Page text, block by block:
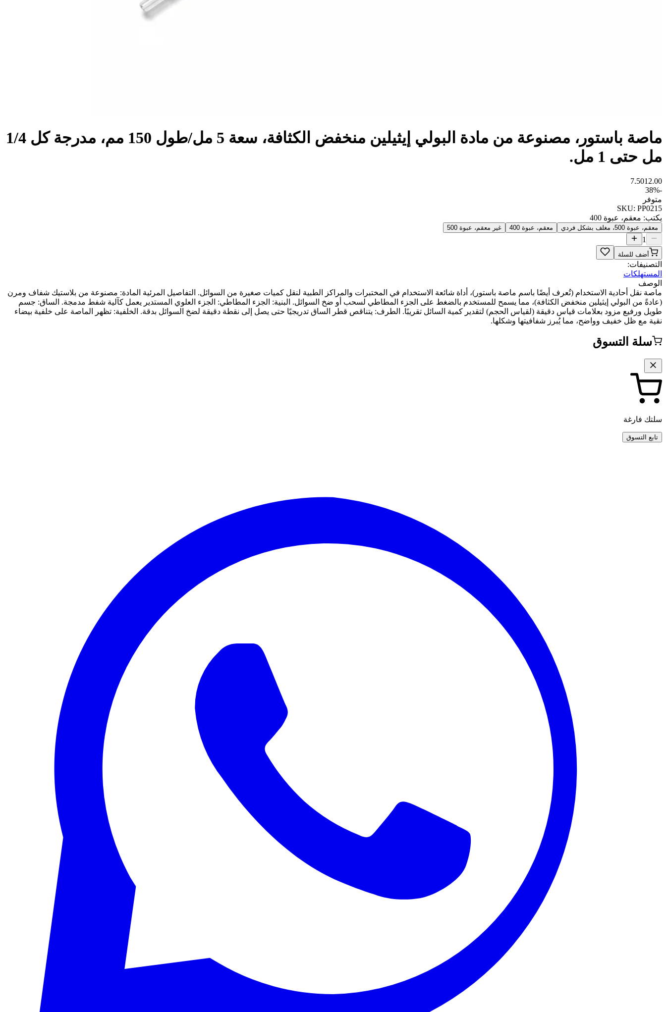
ماصة باستور، مصنوعة من مادة البولي إيثيلين منخفض الكثافة، سعة 5 مل/طول 150 مم، مدرجة كل 1/4
مل حتى 1 مل.
7.5012.00
-
38%
متوفر
SKU: PP0215
يكتب: معقم، عبوة 400
معقم، عبوة 500، مغلف بشكل فردي معقم، عبوة 400 غير معقم، عبوة 500
1
أضف للسلة
التصنيفات:
المستهلكات
الوصف
ماصة نقل أحادية الاستخدام (تُعرف أيضًا باسم ماصة باستور)، أداة شائعة الاستخدام في المختبرات والمراكز الطبية لنقل كميات صغيرة من السوائل. التفاصيل المرئية المادة: مصنوعة من بلاستيك شفاف ومرن
(عادةً من البولي إيثيلين منخفض الكثافة)، مما يسمح للمستخدم بالضغط على الجزء المطاطي لسحب أو ضخ السوائل. البنية: الجزء المطاطي: الجزء العلوي المستدير يعمل كآلية شفط مدمجة. الساق: جسم
طويل ورفيع مزود بعلامات قياس دقيقة (لقياس الحجم) لتقدير كمية السائل تقريبًا. الطرف: يتناقص قطر الساق تدريجيًا حتى يصل إلى نقطة دقيقة لضخ السوائل بدقة. الخلفية: تظهر الماصة على خلفية بيضاء
نقية مع ظل خفيف وواضح، مما يُبرز شفافيتها وشكلها.
سلة التسوق
سلتك فارغة
تابع التسوق